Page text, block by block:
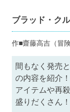
ブラッド・ク
作■齋藤高吉（冒
間もなく発売
の内容を紹介
アイテムや再
盛りだくさん！